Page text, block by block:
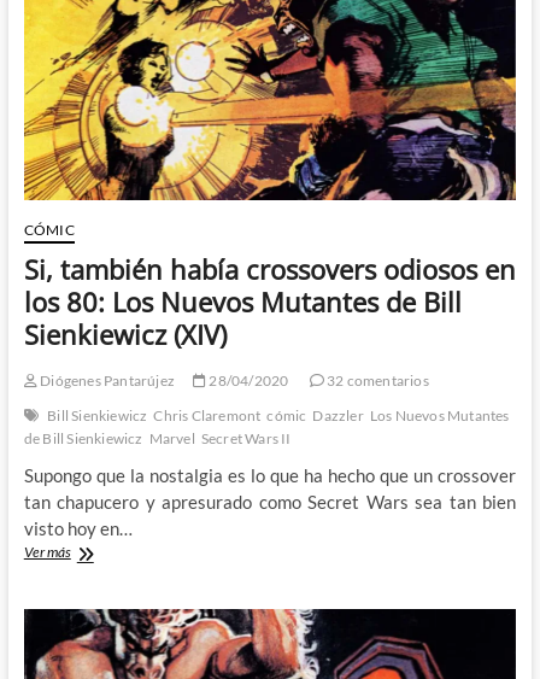
Nuevos
Mutantes
de
Bill
Sienkiewicz
(XV)
CÓMIC
Si, también había crossovers odiosos en
los 80: Los Nuevos Mutantes de Bill
Sienkiewicz (XIV)
Diógenes Pantarújez 28/04/2020
32 comentarios
Bill Sienkiewicz Chris Claremont cómic Dazzler Los Nuevos Mutantes
de Bill Sienkiewicz Marvel Secret Wars II
Supongo que la nostalgia es lo que ha hecho que un crossover
tan chapucero y apresurado como Secret Wars sea tan bien
visto hoy en…
Ver másSi,
crossovers
odiosos
en